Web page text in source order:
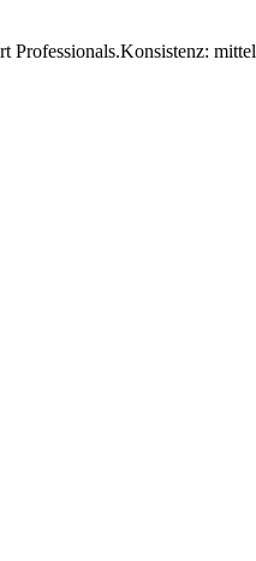
Professionals.Konsistenz: mittel